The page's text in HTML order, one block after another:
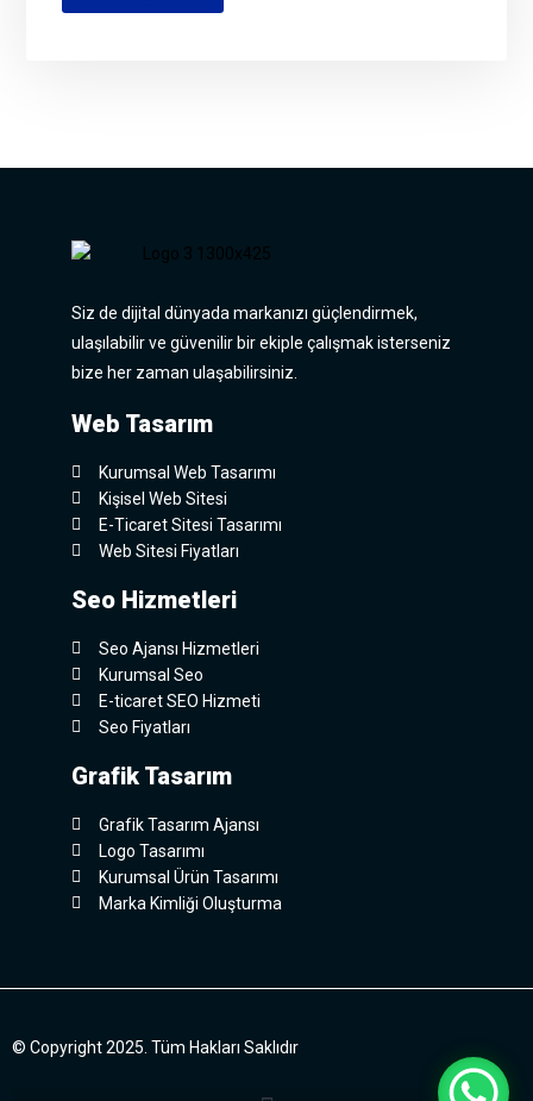
Siz de dijital dünyada markanızı güçlendirmek,
ulaşılabilir ve güvenilir bir ekiple çalışmak isterseniz
bize her zaman ulaşabilirsiniz.
Web Tasarım
Kurumsal Web Tasarımı
Kişisel Web Sitesi
E-Ticaret Sitesi Tasarımı
Web Sitesi Fiyatları
Seo Hizmetleri
Seo Ajansı Hizmetleri
Kurumsal Seo
E-ticaret SEO Hizmeti
Seo Fiyatları
Grafik Tasarım
Grafik Tasarım Ajansı
Logo Tasarımı
Kurumsal Ürün Tasarımı
Marka Kimliği Oluşturma
© Copyright 2025. Tüm Hakları Saklıdır